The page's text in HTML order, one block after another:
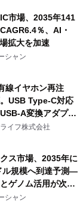
市場、2035年141
％、AI・
拡大を加速
シャン
線イヤホン再注
USB Type-C対応
A変換アダプタ
パソコンまで幅広
イフ株式会社
ス市場、2035年に
ル規模へ到達予測―
ゲノム活用が次世
加速
シャン